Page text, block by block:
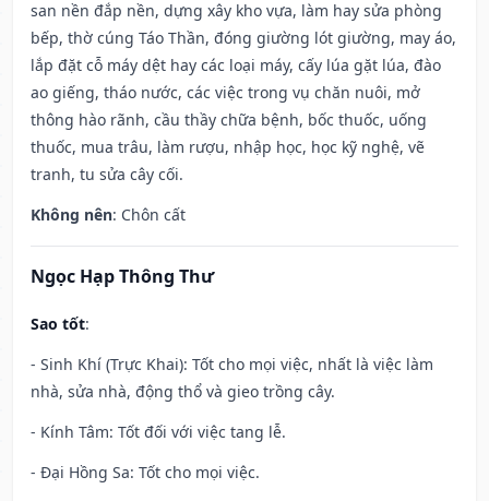
san nền đắp nền, dựng xây kho vựa, làm hay sửa phòng
bếp, thờ cúng Táo Thần, đóng giường lót giường, may áo,
lắp đặt cỗ máy dệt hay các loại máy, cấy lúa gặt lúa, đào
ao giếng, tháo nước, các việc trong vụ chăn nuôi, mở
thông hào rãnh, cầu thầy chữa bệnh, bốc thuốc, uống
thuốc, mua trâu, làm rượu, nhập học, học kỹ nghệ, vẽ
tranh, tu sửa cây cối.
Không nên: Chôn cất
Ngọc Hạp Thông Thư
Sao tốt:
- Sinh Khí (Trực Khai): Tốt cho mọi việc, nhất là việc làm
nhà, sửa nhà, động thổ và gieo trồng cây.
- Kính Tâm: Tốt đối với việc tang lễ.
- Đại Hồng Sa: Tốt cho mọi việc.